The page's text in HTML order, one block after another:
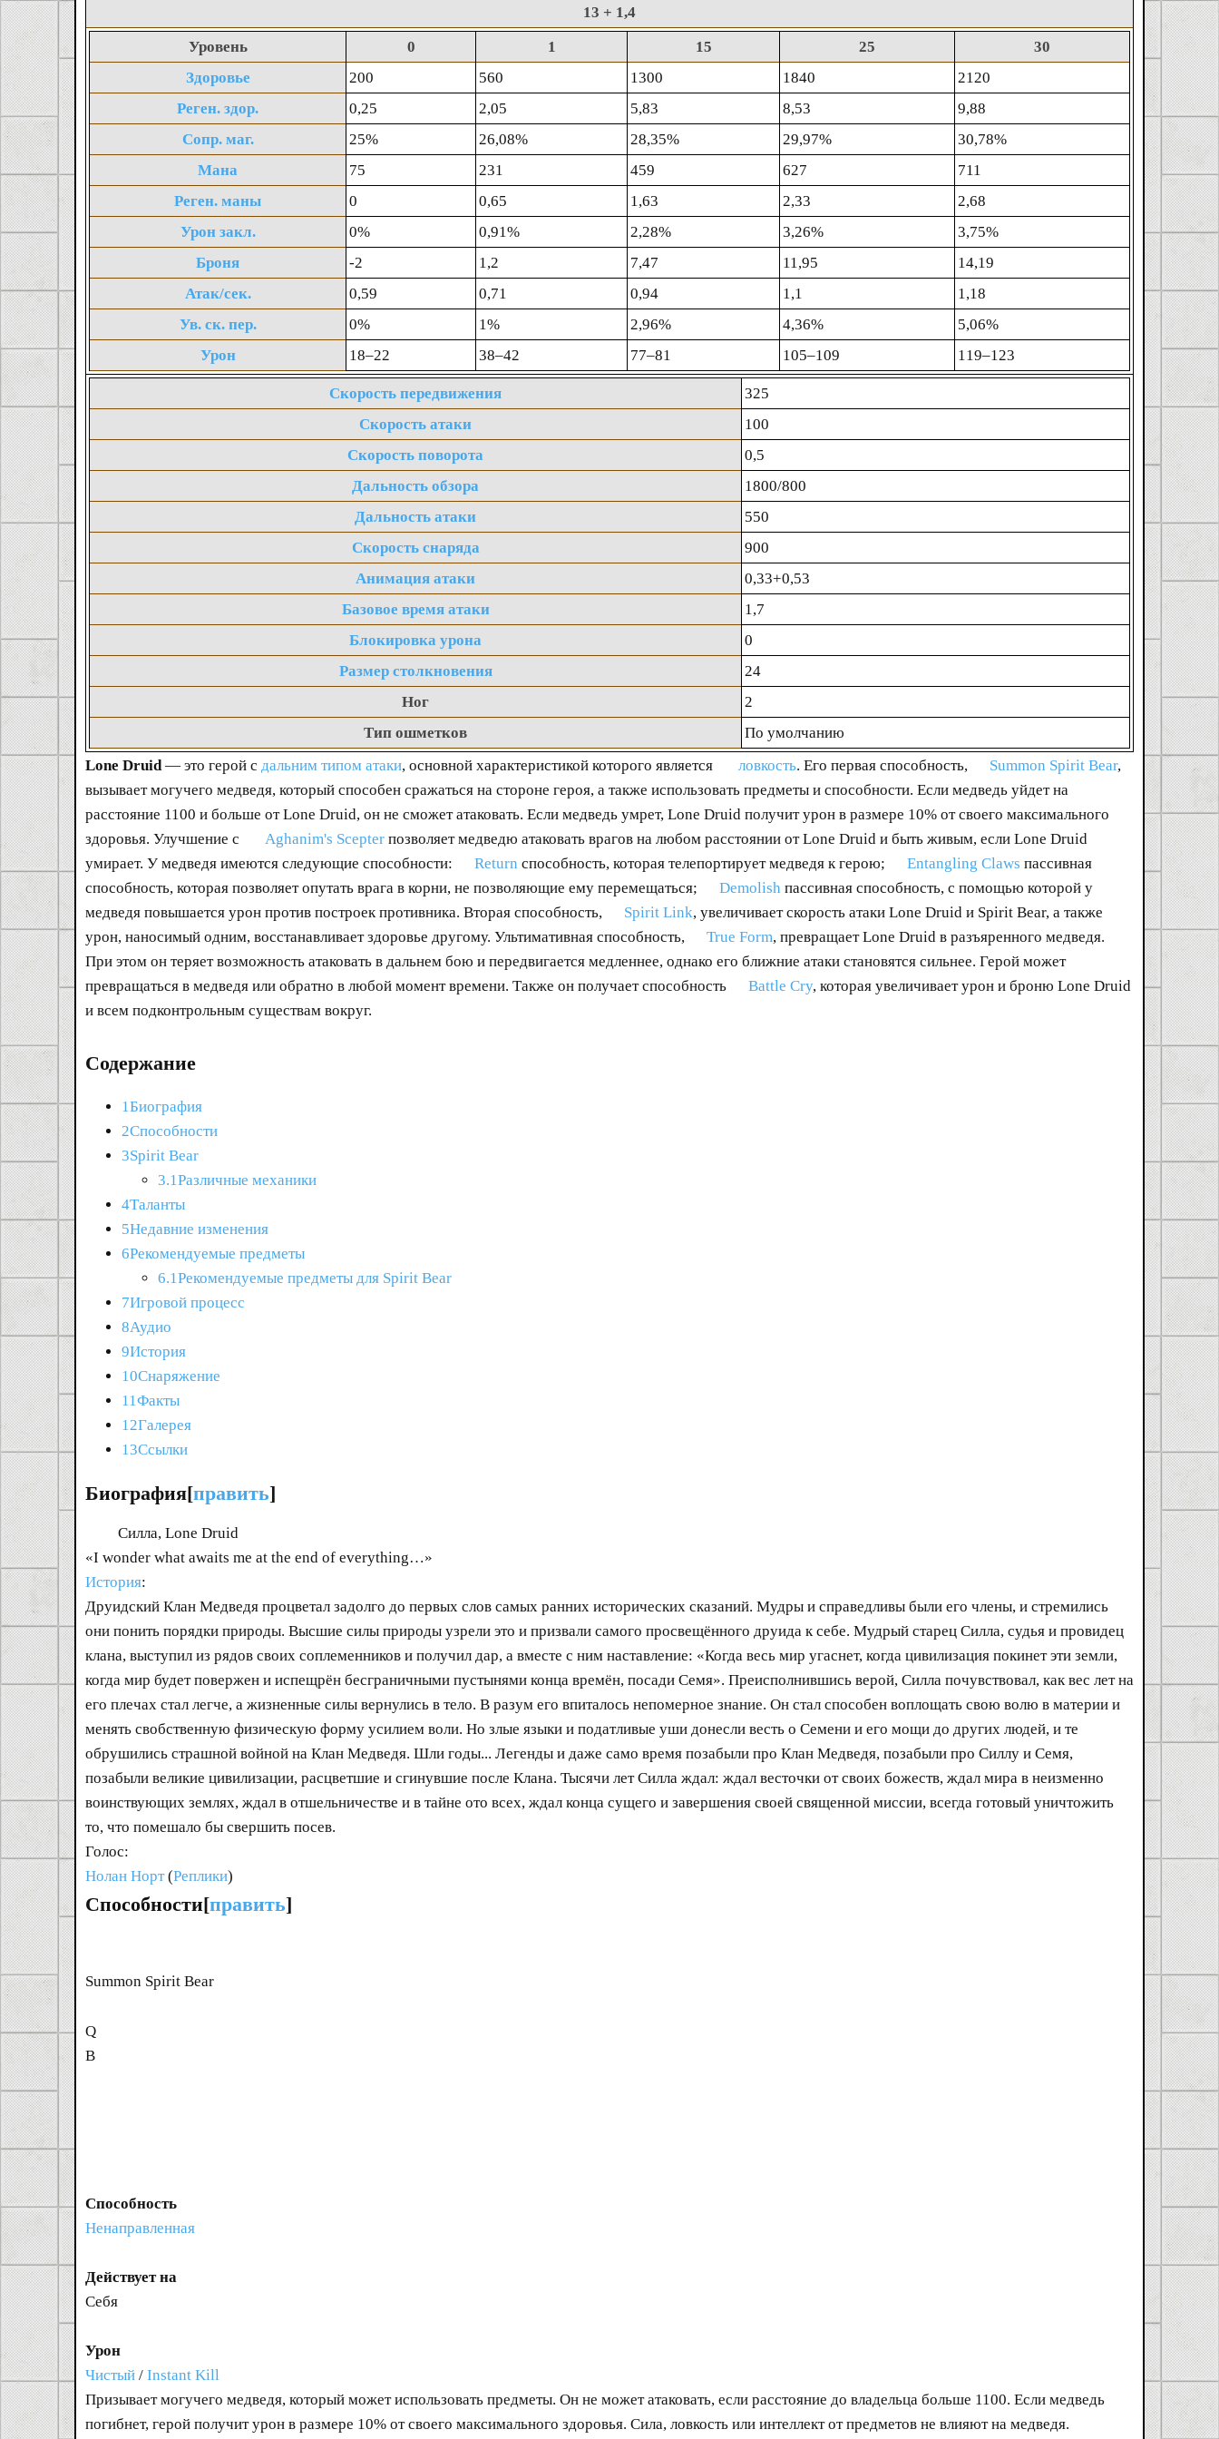
13 + 1,4
Уровень
0 1 15 25
30
Здоровье
200 560 1300 1840
2120
Реген. здор.
0,25 2,05 5,83 8,53
9,88
Сопр. маг.
25% 26,08% 28,35% 29,97%
30,78%
Мана
75 231 459 627
711
Реген. маны
0 0,65 1,63 2,33
2,68
Урон закл.
0% 0,91% 2,28% 3,26%
3,75%
Броня
-2 1,2 7,47 11,95
14,19
Атак/сек.
0,59 0,71 0,94 1,1
1,18
Ув. ск. пер.
0% 1% 2,96% 4,36%
5,06%
Урон
18‒22 38‒42 77‒81 105‒109 119‒123
Скорость передвижения
325
Скорость атаки
100
Скорость поворота
0,5
Дальность обзора
1800/800
Дальность атаки
550
Скорость снаряда
900
Анимация атаки
0,33+0,53
Базовое время атаки
1,7
Блокировка урона
0
Размер столкновения
24
Ног
2
Тип ошметков
По умолчанию
Lone Druid — это герой с дальним типом атаки, основной характеристикой которого является ловкость. Его первая способность, Summon Spirit Bear,
вызывает могучего медведя, который способен сражаться на стороне героя, а также использовать предметы и способности. Если медведь уйдет на
расстояние 1100 и больше от Lone Druid, он не сможет атаковать. Если медведь умрет, Lone Druid получит урон в размере 10% от своего максимального
здоровья. Улучшение с
Aghanim's Scepter позволяет медведю атаковать врагов на любом расстоянии от Lone Druid и быть живым, если Lone Druid
умирает. У медведя имеются следующие способности:
Return способность, которая телепортирует медведя к герою; Entangling Claws пассивная
способность, которая позволяет опутать врага в корни, не позволяющие ему перемещаться;
Demolish пассивная способность, с помощью которой у
медведя повышается урон против построек противника. Вторая способность,
Spirit Link, увеличивает скорость атаки Lone Druid и Spirit Bear, а также
урон, наносимый одним, восстанавливает здоровье другому. Ультимативная способность,
True Form, превращает Lone Druid в разъяренного медведя.
При этом он теряет возможность атаковать в дальнем бою и передвигается медленнее, однако его ближние атаки становятся сильнее. Герой может
превращаться в медведя или обратно в любой момент времени. Также он получает способность
Battle Cry, которая увеличивает урон и броню Lone Druid
и всем подконтрольным существам вокруг.
Содержание
1Биография
2Способности
3Spirit Bear
3.1Различные механики
4Таланты
5Недавние изменения
6Рекомендуемые предметы
6.1Рекомендуемые предметы для Spirit Bear
7Игровой процесс
8Аудио
9История
10Снаряжение
11Факты
12Галерея
13Ссылки
Биография[править]
Силла, Lone Druid
«I wonder what awaits me at the end of everything…»
История:
Друидский Клан Медведя процветал задолго до первых слов самых ранних исторических сказаний. Мудры и справедливы были его члены, и стремились
они понить порядки природы. Высшие силы природы узрели это и призвали самого просвещённого друида к себе. Мудрый старец Силла, судья и провидец
клана, выступил из рядов своих соплеменников и получил дар, а вместе с ним наставление: «Когда весь мир угаснет, когда цивилизация покинет эти земли,
когда мир будет повержен и испещрён бесграничными пустынями конца времён, посади Семя». Преисполнившись верой, Силла почувствовал, как вес лет на
его плечах стал легче, а жизненные силы вернулись в тело. В разум его впиталось непомерное знание. Он стал способен воплощать свою волю в материи и
менять свобственную физическую форму усилием воли. Но злые языки и податливые уши донесли весть о Семени и его мощи до других людей, и те
обрушились страшной войной на Клан Медведя. Шли годы... Легенды и даже само время позабыли про Клан Медведя, позабыли про Силлу и Семя,
позабыли великие цивилизации, расцветшие и сгинувшие после Клана. Тысячи лет Силла ждал: ждал весточки от своих божеств, ждал мира в неизменно
воинствующих землях, ждал в отшельничестве и в тайне ото всех, ждал конца сущего и завершения своей священной миссии, всегда готовый уничтожить
то, что помешало бы свершить посев.
Голос:
Нолан Норт(Реплики)
Способности[править]
Summon Spirit Bear
Q
B
Способность
Ненаправленная
Действует на
Себя
Урон
Чистый / Instant Kill
Призывает могучего медведя, который может использовать предметы. Он не может атаковать, если расстояние до владельца больше 1100. Если медведь
погибнет, герой получит урон в размере 10% от своего максимального здоровья. Сила, ловкость или интеллект от предметов не влияют на медведя.